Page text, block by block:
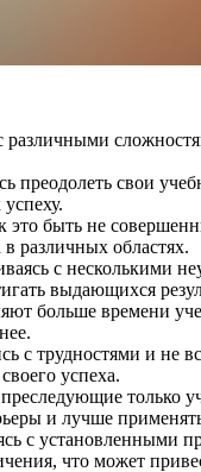
преодолеть свои
это быть не
различных областях.
с несколькими
выдающихся
больше времени
с трудностями и
успеха.
только
и лучше
с
что может